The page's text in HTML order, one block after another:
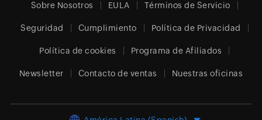
Sobre Nosotros EULA Términos de Servicio
Seguridad Cumplimiento Política de Privacidad
Política de cookies Programa de Afiliados
Newsletter Contacto de ventas Nuestras oficinas